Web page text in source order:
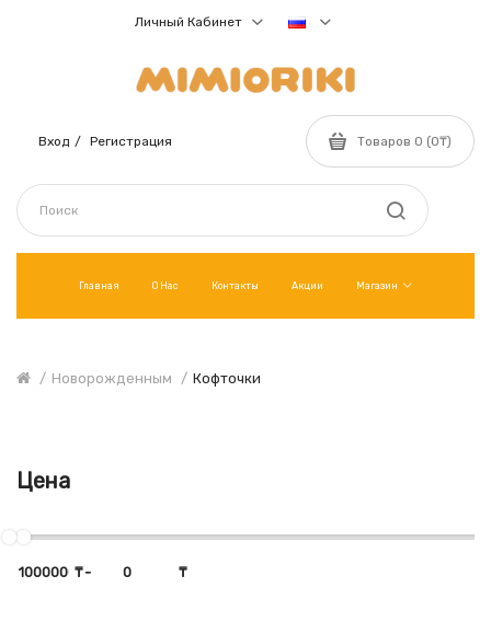
Личный Кабинет
Вход Регистрация Товаров 0 (0₸)
Главная О Нас Контакты Акции Магазин
Новорожденным Кофточки
Цена
₸- ₸